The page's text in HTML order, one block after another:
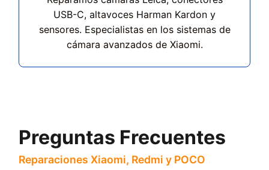
USB-C, altavoces Harman Kardon y
sensores. Especialistas en los sistemas de
cámara avanzados de Xiaomi.
Preguntas Frecuentes
Reparaciones Xiaomi, Redmi y POCO